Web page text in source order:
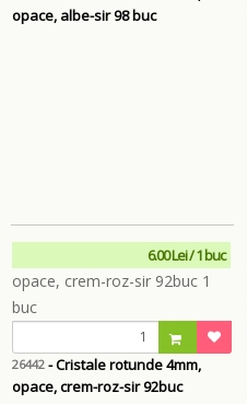
opace, albe-sir 98 buc
6.00 Lei / 1 buc
26442 - Cristale rotunde 4mm,
opace, crem-roz-sir 92buc